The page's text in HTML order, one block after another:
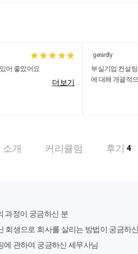
어 좋았어요
더보기
gerardly
부실기업 컨설
에 대해 개괄적
소개 커리큘럼 후기 4
과정이 궁금하신 분
회생으로 회사를 살리는 방법이 궁금하
에 관하여 궁금하신 세무사님